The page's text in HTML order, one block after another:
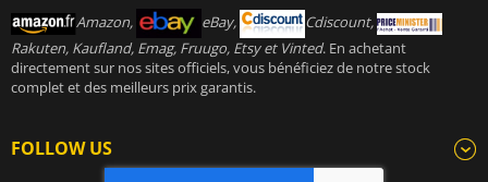
Amazon,
eBay,
Cdiscount,
Rakuten, Kaufland, Emag, Fruugo, Etsy et Vinted. En achetant
directement sur nos sites officiels, vous bénéficiez de notre stock
complet et des meilleurs prix garantis.
FOLLOW US